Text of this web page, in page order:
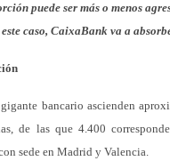
puede ser más o menos
caso, CaixaBank va a
bancario ascienden
de las que 4.400
sede en Madrid y Valencia.